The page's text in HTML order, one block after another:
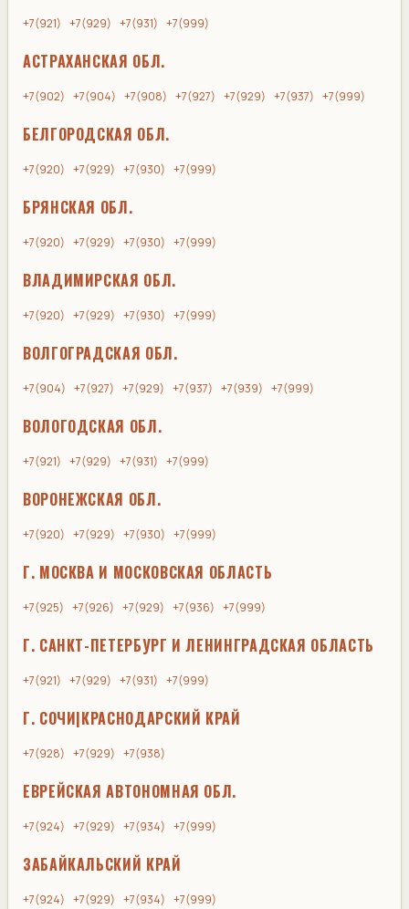
+7(921) +7(929) +7(931) +7(999)
АСТРАХАНСКАЯ ОБЛ.
+7(902) +7(904) +7(908) +7(927) +7(929) +7(937) +7(999)
БЕЛГОРОДСКАЯ ОБЛ.
+7(920) +7(929) +7(930) +7(999)
БРЯНСКАЯ ОБЛ.
+7(920) +7(929) +7(930) +7(999)
ВЛАДИМИРСКАЯ ОБЛ.
+7(920) +7(929) +7(930) +7(999)
ВОЛГОГРАДСКАЯ ОБЛ.
+7(904) +7(927) +7(929) +7(937) +7(939) +7(999)
ВОЛОГОДСКАЯ ОБЛ.
+7(921) +7(929) +7(931) +7(999)
ВОРОНЕЖСКАЯ ОБЛ.
+7(920) +7(929) +7(930) +7(999)
Г. МОСКВА И МОСКОВСКАЯ ОБЛАСТЬ
+7(925) +7(926) +7(929) +7(936) +7(999)
Г. САНКТ-ПЕТЕРБУРГ И ЛЕНИНГРАДСКАЯ ОБЛАСТЬ
+7(921) +7(929) +7(931) +7(999)
Г. СОЧИ|КРАСНОДАРСКИЙ КРАЙ
+7(928) +7(929) +7(938)
ЕВРЕЙСКАЯ АВТОНОМНАЯ ОБЛ.
+7(924) +7(929) +7(934) +7(999)
ЗАБАЙКАЛЬСКИЙ КРАЙ
+7(924) +7(929) +7(934) +7(999)